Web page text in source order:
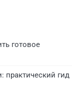
готовое
практический гид